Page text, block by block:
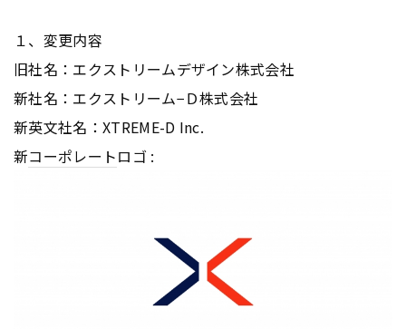
１、変更内容
旧社名：エクストリームデザイン株式会社
新社名：エクストリーム−Ｄ株式会社
新英文社名：XTREME-D Inc.
新コーポレートロゴ :